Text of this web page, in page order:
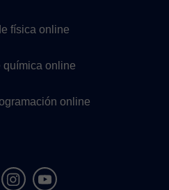
física online
química online
online